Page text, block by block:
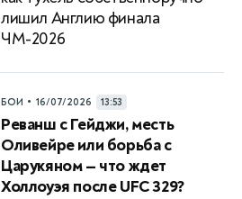
лишил Англию финала
ЧМ-2026
БОИ • 16/07/2026 13:53
Реванш с Гейджи, месть
Оливейре или борьба с
Царукяном — что ждет
Холлоуэя после UFC 329?